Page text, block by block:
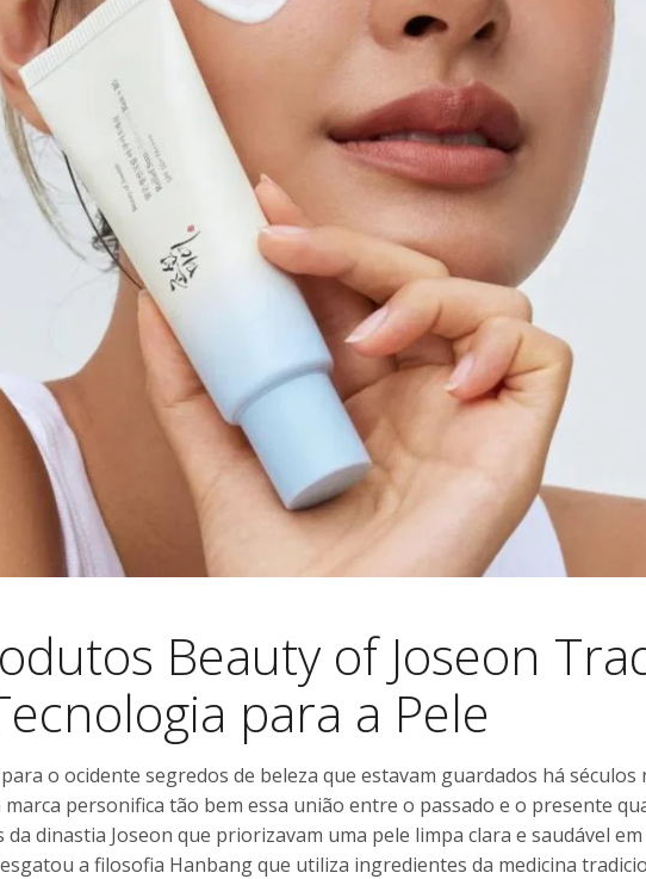
Beauty of Joseon
para a Pele
o ocidente segredos de beleza que estavam guardados há séculos
personifica tão bem essa união entre o passado e o presente
dinastia Joseon que priorizavam uma pele limpa clara e saudável em
a filosofia Hanbang que utiliza ingredientes da medicina